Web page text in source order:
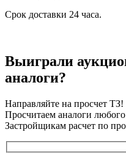
Срок доставки 24 часа.
Выиграли
аналоги?
Направляйте на просчет ТЗ!
Просчитаем аналоги
Застройщикам расчет по